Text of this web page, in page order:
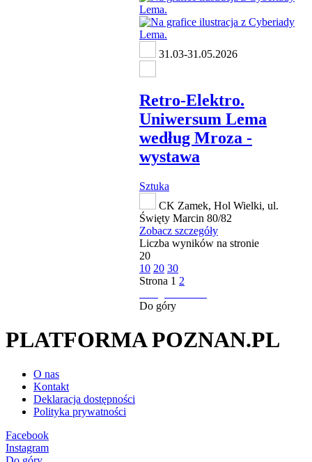
31.03-31.05.2026
Retro-Elektro.
Uniwersum Lema
według Mroza -
wystawa
Sztuka
CK Zamek, Hol Wielki, ul.
Święty Marcin 80/82
Zobacz szczegóły
Liczba wyników na stronie
20
10 20 30
Strona 1 2
Do góry
PLATFORMA POZNAN.PL
O nas
Kontakt
Deklaracja dostępności
Polityka prywatności
Facebook
Instagram